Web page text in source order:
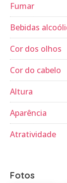
Fumar
Bebidas
Cor dos olhos
Cor do cabelo
Altura
Aparência
Atratividade
Fotos